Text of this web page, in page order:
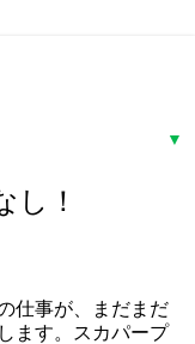
▼
！
仕事が、まだまだ
ます。スカパープ